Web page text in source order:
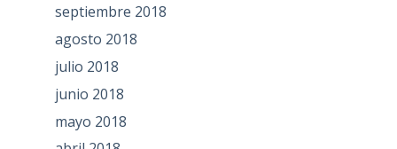
septiembre 2018
agosto 2018
julio 2018
junio 2018
mayo 2018